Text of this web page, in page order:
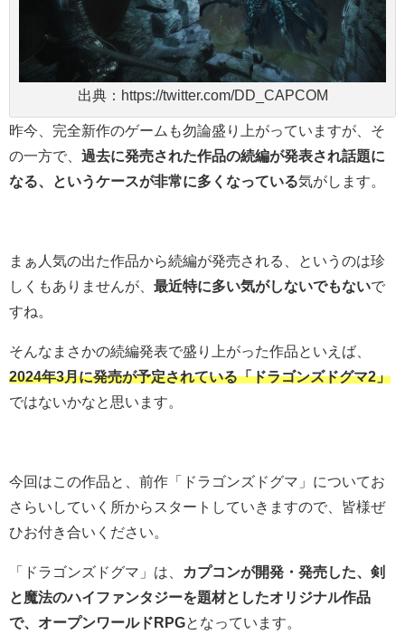
出典：https://twitter.com/DD_CAPCOM
昨今、完全新作のゲームも勿論盛り上がっていますが、そ
の一方で、 過去に発売された作品の続編が発表され話題に
なる、というケースが非常に多くなっている気がします。
まぁ人気の出た作品から続編が発売される、というのは珍
しくもありませんが、 最近特に多い気がしないでもないで
すね。
そんなまさかの続編発表で盛り上がった作品といえば、
2024年3月に発売が予定されている「ドラゴンズドグマ2」
ではないかなと思います。
今回はこの作品と、前作「ドラゴンズドグマ」についてお
さらいしていく所からスタートしていきますので、皆様ぜ
ひお付き合いください。
「ドラゴンズドグマ」は、
カプコンが開発・発売した、剣
と魔法のハイファンタジーを題材としたオリジナル作品
で、オープンワールドRPGとなっています。